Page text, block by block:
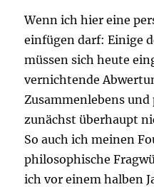
Wenn ich hier eine
einfügen darf: Einige
müssen sich heute
vernichtende
Zusammenlebens
zunächst überhaupt
So auch ich meinen
philosophische
ich vor einem halben